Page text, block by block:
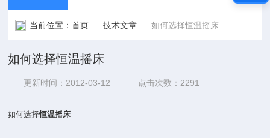
当前位置：首页 技术文章 如何选择恒温摇床
如何选择恒温摇床
更新时间：2012-03-12 点击次数：2291
如何选择恒温摇床